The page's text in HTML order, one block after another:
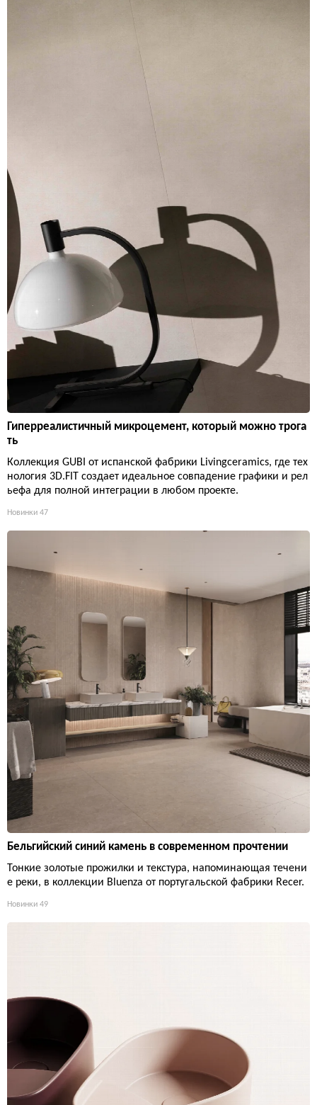
Гиперреалистичный микроцемент, который можно трога
ть
Коллекция GUBI от испанской фабрики Livingceramics, где тех
нология 3D.FIT создает идеальное совпадение графики и рел
ьефа для полной интеграции в любом проекте.
Новинки 47
Бельгийский синий камень в современном прочтении
Тонкие золотые прожилки и текстура, напоминающая течени
е реки, в коллекции Bluenza от португальской фабрики Recer.
Новинки 49